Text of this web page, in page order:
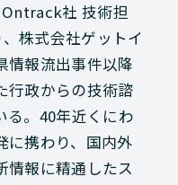
社 技術担
株式会社ゲットイ
情報流出事件以降
行政からの技術諮
る。40年近くにわ
に携わり、国内外
情報に精通したス